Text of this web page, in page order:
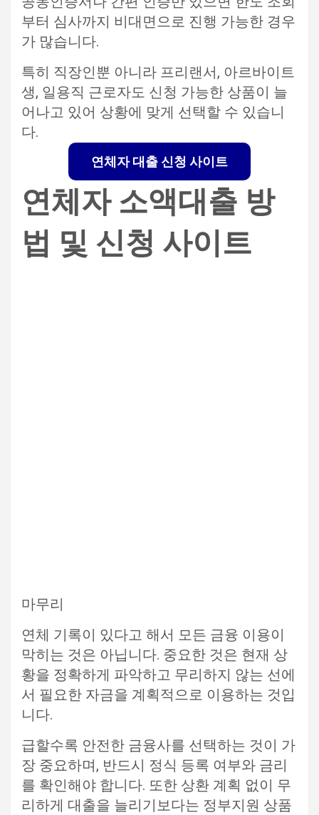
부터 심사까지 비대면으로 진행 가능한 경우
가 많습니다.
특히 직장인뿐 아니라 프리랜서, 아르바이트
생, 일용직 근로자도 신청 가능한 상품이 늘
어나고 있어 상황에 맞게 선택할 수 있습니
다.
연체자 대출 신청 사이트
연체자 소액대출 방
법 및 신청 사이트
마무리
연체 기록이 있다고 해서 모든 금융 이용이
막히는 것은 아닙니다. 중요한 것은 현재 상
황을 정확하게 파악하고 무리하지 않는 선에
서 필요한 자금을 계획적으로 이용하는 것입
니다.
급할수록 안전한 금융사를 선택하는 것이 가
장 중요하며, 반드시 정식 등록 여부와 금리
를 확인해야 합니다. 또한 상환 계획 없이 무
리하게 대출을 늘리기보다는 정부지원 상품